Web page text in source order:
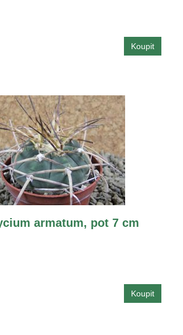
armatum, pot 7 cm